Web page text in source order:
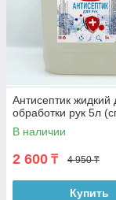
Антисептик жидкий
обработки рук 5л
В наличии
2 600 ₸ 4 950 ₸
Купить